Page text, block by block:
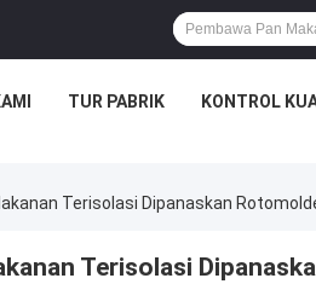
TUR PABRIK KONTROL
Terisolasi Dipanaskan
Terisolasi